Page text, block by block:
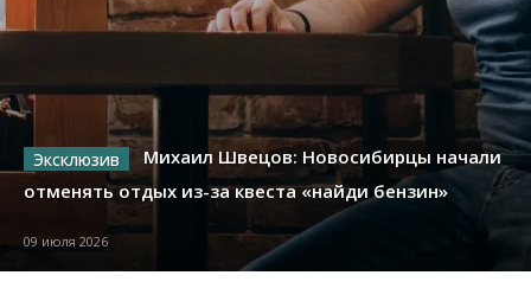
Михаил Швецов: Новосибирцы начали
отменять отдых из-за квеста «найди бензин»
09 июля 2026